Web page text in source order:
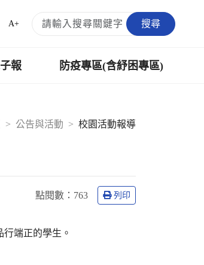
A+ 搜尋
報 防疫專區(含紓困專區)
公告與活動 校園活動報導
點閱數： 763 列印
端正的學生。